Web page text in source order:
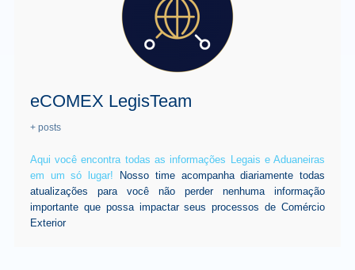
eCOMEX LegisTeam
+ posts
Aqui você encontra todas as informações Legais e Aduaneiras
em um só lugar! Nosso time acompanha diariamente todas
atualizações para você não perder nenhuma informação
importante que possa impactar seus processos de Comércio
Exterior